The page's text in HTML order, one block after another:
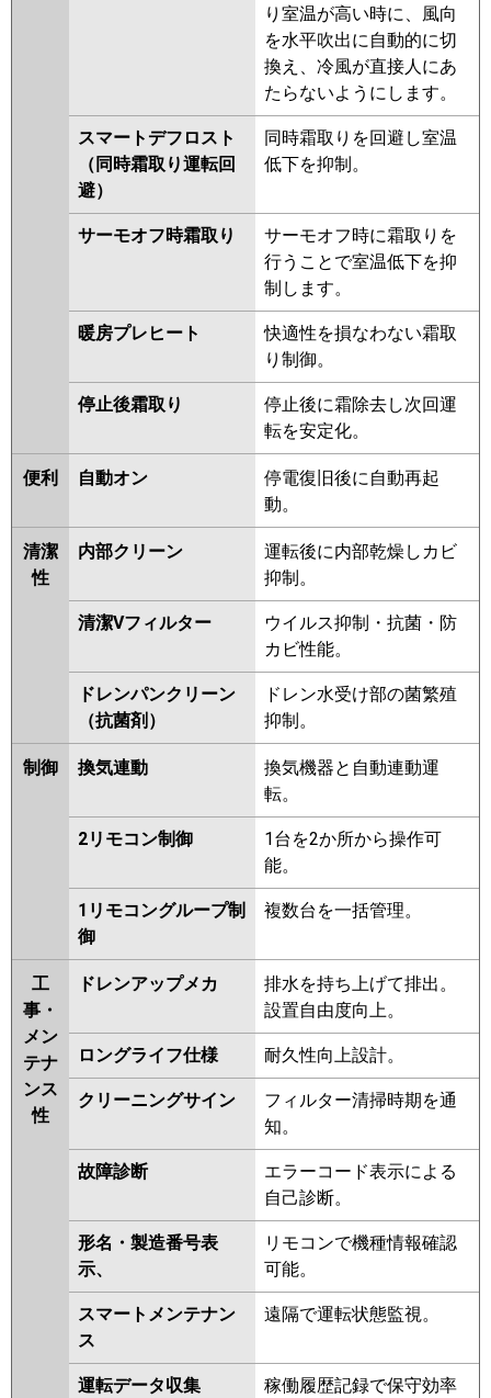
RCI-GP112RHN5 RCI-
GP112RSH11
RCI-GP112RHN4
RCI-GP112RSH9
RCI-GP112RHN3
RCI-GP112RSH8 RCI-GP112RHN2
RCI-GP112RSH7 RCI-GP112RHN1
RCI-GP112RSH6 RCI-GP112RSH5
RCI-AP112HN9 RCI-GP112RSH3
RCI-GP112RSH2
FDTV1126H6S-airf
FDTV1126H6S-osj
FDTV1126H6S-rak
FDTK1125H5SA-osj
FDTK1125H5SA-rak
FDTK1125H5SA-airf
FDTK1125H5SA
FDTV1125HA5SA-osj
FDTV1125HA5SA-rak
FDTV1125HA5SA-airf
FDTV1125HA5SA FDTK1125H5S
FDTK1125H5S-osj
FDTK1125H5S-rak
FDTK1125H5S-airf
FDTV1125HA5S-osj
FDTV1125HA5S-rak
FDTV1125HA5S-airf
FDTV1125HA5S-airflex
FDTV1125HA5S FDTV1125HA5S-
パナソニック PA-P112U7KNBX PA-
P112U7HNBX
P112U7KNB PA-P112U7HB PA-
P112U7HNB PA-P112U7K PA-
P112U7HN PA-P112U6KB PA-
P112U6KNB PA-P112U6CB PA-
P112U6CNB PA-P112U6HB
P112U6HNB
PA-P112U6K
P112U6KN PA-P112U6H PA-
P112U6HN
り室温が高い時に、風向
を水平吹出に自動的に切
換え、冷風が直接人にあ
たらないようにします。
スマートデフロスト
（同時霜取り運転回
避）
同時霜取りを回避し室温
低下を抑制。
サーモオフ時霜取り
サーモオフ時に霜取りを
行うことで室温低下を抑
制します。
暖房プレヒート
快適性を損なわない霜取
り制御。
停止後霜取り
停止後に霜除去し次回運
転を安定化。
便利 自動オン
停電復旧後に自動再起
動。
清潔
性
内部クリーン
運転後に内部乾燥しカビ
抑制。
清潔Vフィルター
ウイルス抑制・抗菌・防
カビ性能。
ドレンパンクリーン
（抗菌剤）
ドレン水受け部の菌繁殖
抑制。
制御 換気連動
換気機器と自動連動運
転。
2リモコン制御
1台を2か所から操作可
能。
1リモコングループ制
御
複数台を一括管理。
工
事・
メン
テナ
ンス
性
ドレンアップメカ
排水を持ち上げて排出。
設置自由度向上。
ロングライフ仕様 耐久性向上設計。
クリーニングサイン
フィルター清掃時期を通
知。
故障診断
エラーコード表示による
自己診断。
形名・製造番号表
示、
リモコンで機種情報確認
可能。
スマートメンテナン
ス
遠隔で運転状態監視。
運転データ収集
稼働履歴記録で保守効率